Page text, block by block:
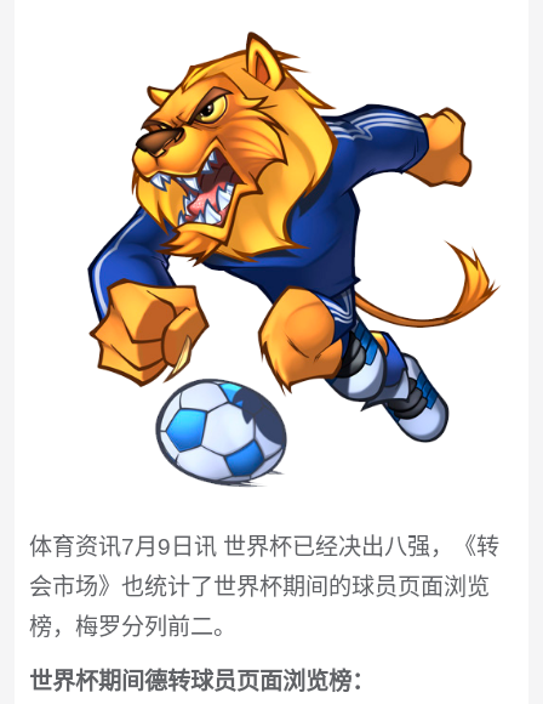
体育资讯7月9日讯 世界杯已经决出八强，《转
会市场》也统计了世界杯期间的球员页面浏览
榜，梅罗分列前二。
世界杯期间德转球员页面浏览榜：